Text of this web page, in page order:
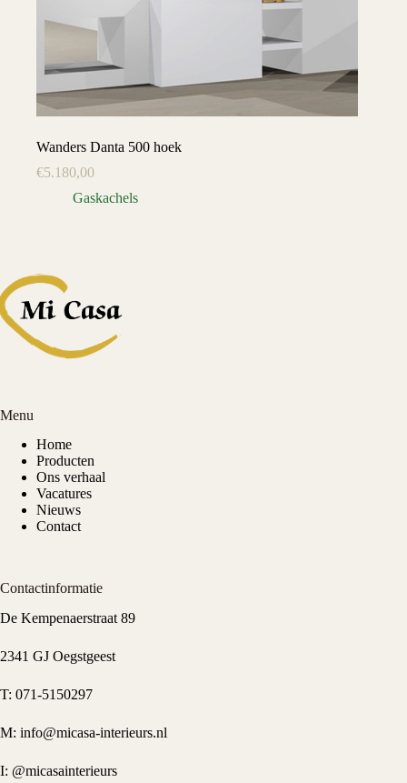
Wanders Danta 500 hoek
€5.180,00
Gaskachels
Menu
Home
Producten
Ons verhaal
Vacatures
Nieuws
Contact
Contactinformatie
De Kempenaerstraat 89
2341 GJ Oegstgeest
T: 071-5150297
M: info@micasa-interieurs.nl
I: @micasainterieurs